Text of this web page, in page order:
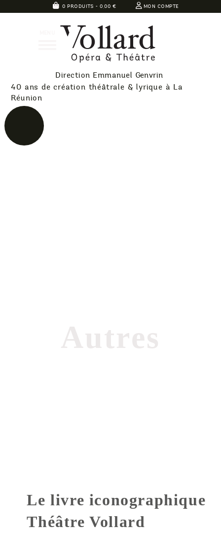
MON COMPTE
0 PRODUITS -0,00 €
Théatre
Vollard
Direction Emmanuel Genvrin
40 ans de création théâtrale & lyrique à La
Réunion
Le livre iconographique
Théâtre Vollard